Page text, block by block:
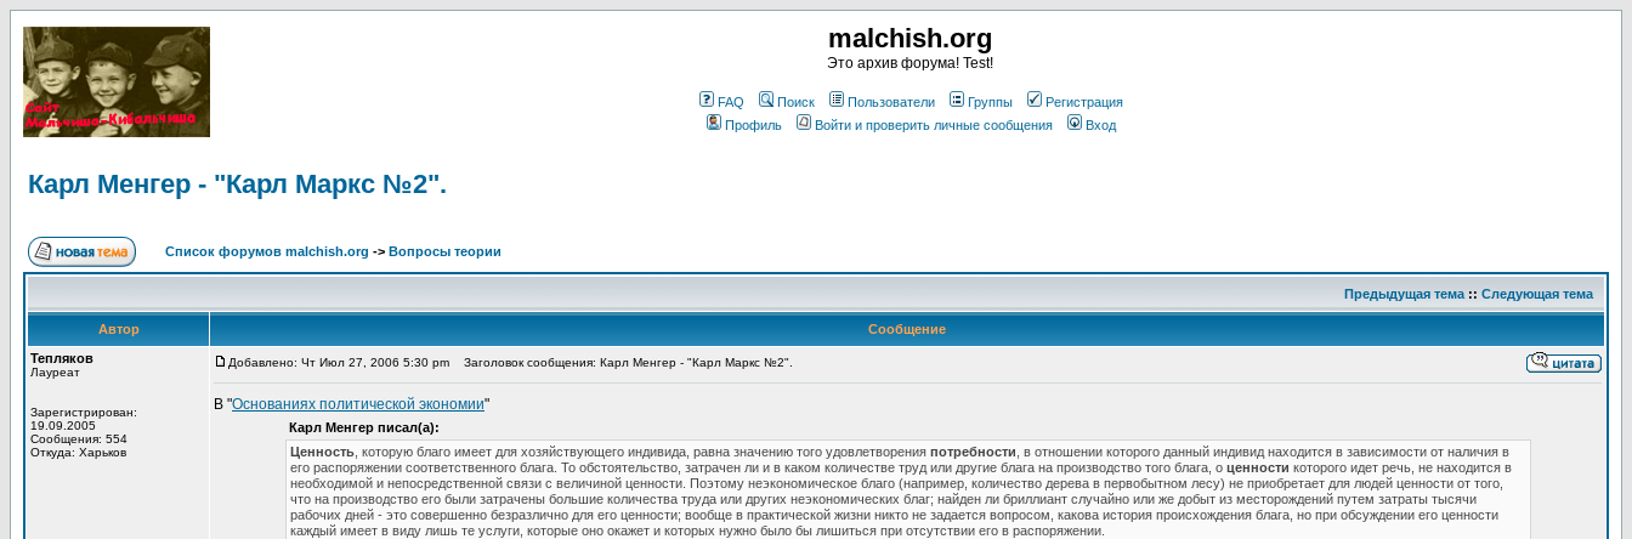
malchish.org
Это архив форума! Test!
FAQ Поиск Пользователи Группы
Регистрация
Профиль
Войти и проверить личные сообщения Вход
Карл Менгер - "Карл Маркс №2".
Список форумов malchish.org -> Вопросы теории
Предыдущая тема :: Следующая тема
Автор
Сообщение
Тепляков
Лауреат
Зарегистрирован:
19.09.2005
Сообщения: 554
Откуда: Харьков
Добавлено: Чт Июл 27, 2006 5:30 pm Заголовок сообщения: Карл Менгер - "Карл Маркс №2".
В "Основаниях политической экономии"
Карл Менгер писал(а):
Ценность, которую благо имеет для хозяйствующего индивида, равна значению того удовлетворения потребности , в отношении которого данный индивид находится в зависимости от наличия в
его распоряжении соответственного блага. То обстоятельство, затрачен ли и в каком количестве труд или другие блага на производство того блага, о ценности которого идет речь, не находится в
необходимой и непосредственной связи с величиной ценности. Поэтому неэкономическое благо (например, количество дерева в первобытном лесу) не приобретает для людей ценности от того,
что на производство его были затрачены большие количества труда или других неэкономических благ; найден ли бриллиант случайно или же добыт из месторождений путем затраты тысячи
рабочих дней - это совершенно безразлично для его ценности; вообще в практической жизни никто не задается вопросом, какова история происхождения блага, но при обсуждении его ценности
каждый имеет в виду лишь те услуги, которые оно окажет и которых нужно было бы лишиться при отсутствии его в распоряжении.